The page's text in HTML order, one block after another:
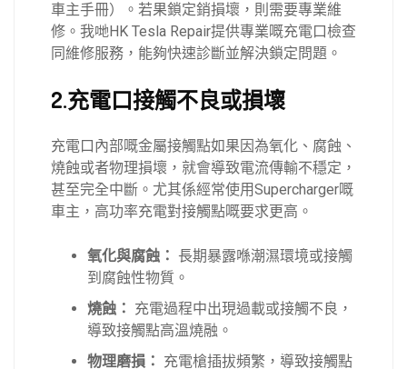
車主手冊）。若果鎖定銷損壞，則需要專業維
修。我哋HK Tesla Repair提供專業嘅充電口檢查
同維修服務，能夠快速診斷並解決鎖定問題。
2.充電口接觸不良或損壞
充電口內部嘅金屬接觸點如果因為氧化、腐蝕、
燒蝕或者物理損壞，就會導致電流傳輸不穩定，
甚至完全中斷。尤其係經常使用Supercharger嘅
車主，高功率充電對接觸點嘅要求更高。
氧化與腐蝕： 長期暴露喺潮濕環境或接觸
到腐蝕性物質。
燒蝕： 充電過程中出現過載或接觸不良，
導致接觸點高溫燒融。
物理磨損： 充電槍插拔頻繁，導致接觸點